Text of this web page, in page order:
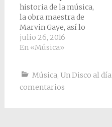
historia de la música,
la obra maestra de
Marvin Gaye, así lo
reconoce la critica
especializada, supuso
entender la música
negra, sobre todo el
julio 26, 2016
En «Música»
Música, Un Disco al día
comentarios